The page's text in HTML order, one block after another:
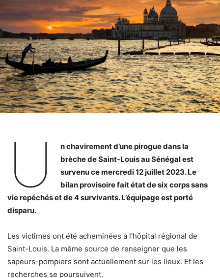
U
n chavirement d’une pirogue dans la
brèche de Saint-Louis au Sénégal est
survenu ce mercredi 12 juillet 2023. Le
bilan provisoire fait état de six corps sans
vie repéchés et de 4 survivants. L’équipage est porté
disparu.
Les victimes ont été acheminées à l’hôpital régional de
Saint-Louis. La même source de renseigner que les
sapeurs-pompiers sont actuellement sur les lieux. Et les
recherches se poursuivent.